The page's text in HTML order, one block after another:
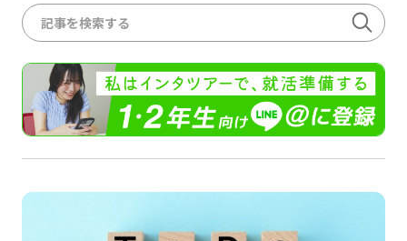
インタツアー活動レポ 全て見る
インタツアーを使ってどうだった？OBOG成功談
社会人インタビュー 全て見る
社会人になった今、就活を振り返ってみた
学生就活ブログ 全て見る
企業・業界研究はインタツアー